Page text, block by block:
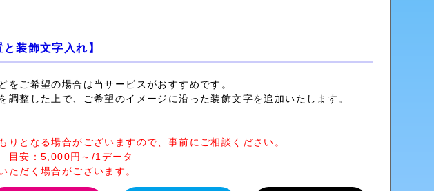
と装飾文字入れ】
をご希望の場合は当サービスがおすすめです。
整した上で、ご希望のイメージに沿った装飾文字を追加いたします。
となる場合がございますので、事前にご相談ください。
安：5,000円～/1データ
だく場合がございます。